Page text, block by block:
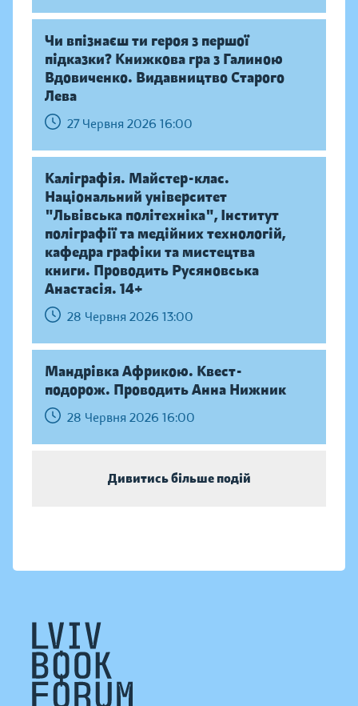
Чи впізнаєш ти героя з першої
підказки? Книжкова гра з Галиною
Вдовиченко. Видавництво Старого
Лева
27 Червня 2026 16:00
Каліграфія. Майстер-клас.
Національний університет
"Львівська політехніка", Інститут
поліграфії та медійних технологій,
кафедра графіки та мистецтва
книги. Проводить Русяновська
Анастасія. 14+
28 Червня 2026 13:00
Мандрівка Африкою. Квест-
подорож. Проводить Анна Нижник
28 Червня 2026 16:00
Дивитись більше подій